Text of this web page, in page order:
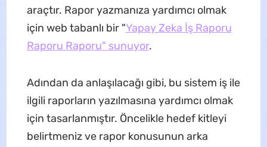
araçtır. Rapor yazmanıza yardımcı olmak
için web tabanlı bir "Yapay Zeka İş Raporu
Raporu Raporu" sunuyor.
Adından da anlaşılacağı gibi, bu sistem iş ile
ilgili raporların yazılmasına yardımcı olmak
için tasarlanmıştır. Öncelikle hedef kitleyi
belirtmeniz ve rapor konusunun arka